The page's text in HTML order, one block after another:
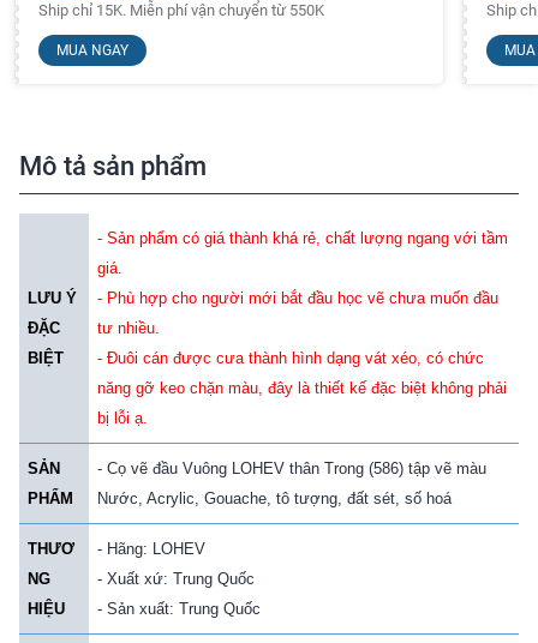
Ship chỉ 15K. Miễn phí vận chuyển từ 550K
MUA NGAY
Ship
Mô tả sản phẩm
LƯU Ý
ĐẶC
BIỆT
- Sản phẩm có giá thành khá rẻ, chất lượng ngang với tầm
giá.
- Phù hợp cho người mới bắt đầu học vẽ chưa muốn đầu
tư nhiều.
- Đuôi cán được cưa thành hình dạng vát xéo, có chức
năng gỡ keo chặn màu, đây là thiết kế đặc biệt không phải
bị lỗi ạ.
SẢN
PHẨM
- Cọ vẽ đầu Vuông LOHEV thân Trong (586) tập vẽ màu
Nước, Acrylic, Gouache, tô tượng, đất sét, số hoá
THƯƠ
NG
HIỆU
- Hãng: LOHEV
- Xuất xứ: Trung Quốc
- Sản xuất: Trung Quốc